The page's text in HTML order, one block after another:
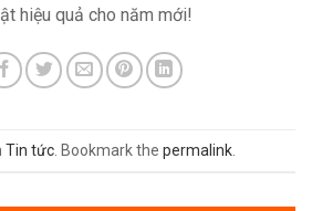
hiệu quả cho năm mới!
Tin tức . Bookmark the permalink